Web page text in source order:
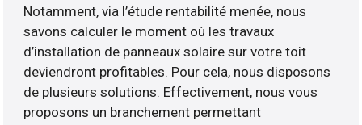
Notamment, via l’étude rentabilité menée, nous
savons calculer le moment où les travaux
d’installation de panneaux solaire sur votre toit
deviendront profitables. Pour cela, nous disposons
de plusieurs solutions. Effectivement, nous vous
proposons un branchement permettant